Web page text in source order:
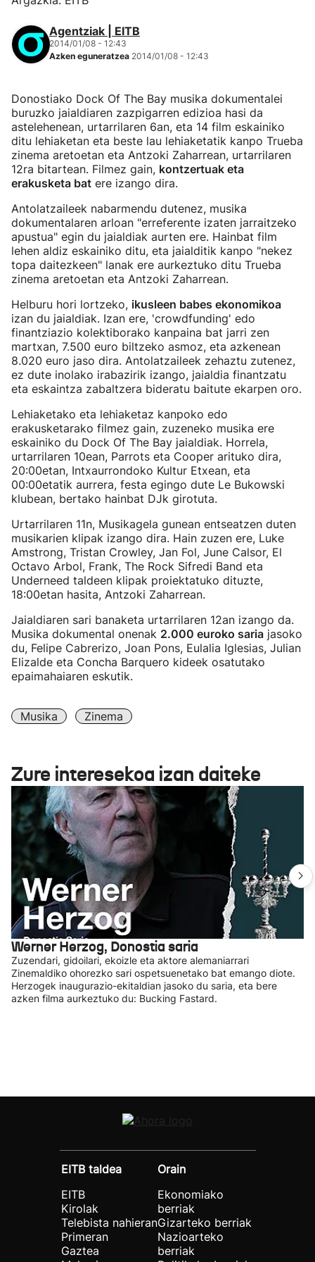
Agentziak | EITB
2014/01/08 - 12:43
Azken eguneratzea 2014/01/08 - 12:43
Donostiako Dock Of The Bay musika dokumentalei
buruzko jaialdiaren zazpigarren edizioa hasi da
astelehenean, urtarrilaren 6an, eta 14 film eskainiko
ditu lehiaketan eta beste lau lehiaketatik kanpo Trueba
zinema aretoetan eta Antzoki Zaharrean, urtarrilaren
12ra bitartean. Filmez gain, kontzertuak eta
erakusketa bat ere izango dira.
Antolatzaileek nabarmendu dutenez, musika
dokumentalaren arloan "erreferente izaten jarraitzeko
apustua" egin du jaialdiak aurten ere. Hainbat film
lehen aldiz eskainiko ditu, eta jaialditik kanpo "nekez
topa daitezkeen" lanak ere aurkeztuko ditu Trueba
zinema aretoetan eta Antzoki Zaharrean.
Helburu hori lortzeko, ikusleen babes ekonomikoa
izan du jaialdiak. Izan ere, 'crowdfunding' edo
finantziazio kolektiborako kanpaina bat jarri zen
martxan, 7.500 euro biltzeko asmoz, eta azkenean
8.020 euro jaso dira. Antolatzaileek zehaztu zutenez,
ez dute inolako irabazirik izango, jaialdia finantzatu
eta eskaintza zabaltzera bideratu baitute ekarpen oro.
Lehiaketako eta lehiaketaz kanpoko edo
erakusketarako filmez gain, zuzeneko musika ere
eskainiko du Dock Of The Bay jaialdiak. Horrela,
urtarrilaren 10ean, Parrots eta Cooper arituko dira,
20:00etan, Intxaurrondoko Kultur Etxean, eta
00:00etatik aurrera, festa egingo dute Le Bukowski
klubean, bertako hainbat DJk girotuta.
Urtarrilaren 11n, Musikagela gunean entseatzen duten
musikarien klipak izango dira. Hain zuzen ere, Luke
Amstrong, Tristan Crowley, Jan Fol, June Calsor, El
Octavo Arbol, Frank, The Rock Sifredi Band eta
Underneed taldeen klipak proiektatuko dituzte,
18:00etan hasita, Antzoki Zaharrean.
Jaialdiaren sari banaketa urtarrilaren 12an izango da.
Musika dokumental onenak 2.000 euroko saria jasoko
du, Felipe Cabrerizo, Joan Pons, Eulalia Iglesias, Julian
Elizalde eta Concha Barquero kideek osatutako
epaimahaiaren eskutik.
Musika Zinema
Zure interesekoa izan daiteke
Werner Herzog, Donostia saria
Zuzendari, gidoilari, ekoizle eta aktore alemaniarrari
Zinemaldiko ohorezko sari ospetsuenetako bat emango diote.
Herzogek inaugurazio-ekitaldian jasoko du saria, eta bere
azken filma aurkeztuko du: Bucking Fastard.
EITB taldea
EITB
Kirolak
Telebista nahieran
Primeran
Gaztea
Orain
Ekonomiako
berriak
Gizarteko berriak
Nazioarteko
berriak